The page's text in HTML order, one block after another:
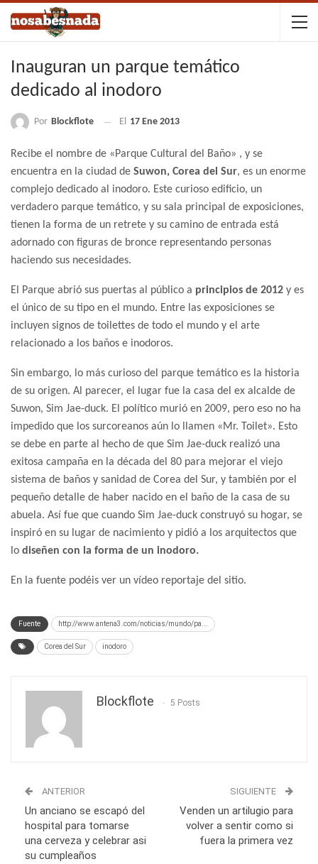
Inauguran un parque temático
dedicado al inodoro
Por Blockflote El 17 Ene 2013
Recibe el nombre de «Parque Cultural del Baño» , y se
encuentra en la ciudad de Suwon, Corea del Sur, es un enorme
complejo dedicado al inodoro. Este curioso edificio, un
verdadero parque temático, y su sala principal de exposiciones,
tienen la forma de un retrete y su camino de entrada está
adornado con figuras de bronce representando personas
haciendo sus necesidades.
El Parque abrió sus puertas al público a principios de 2012 y es
el único de su tipo en el mundo. Entre las exposiciones se
incluyen signos de toilettes de todo el mundo y el arte
relacionado a los baños e inodoros.
Sin embargo, lo más curioso del parque temático es la historia
de su origen. Al parecer, el lugar fue la casa del ex alcalde de
Suwon, Sim Jae-duck. El político murió en 2009, pero eso no ha
impedido que los surcoreanos aún lo llamen «Mr. Toilet». Esto
se debe en parte al hecho de que Sim Jae-duck realizó una
exitosa campaña en la década del 80 para mejorar el viejo
sistema de baños y sanidad de Corea del Sur, y también por el
pequeño detalle de haber nacido en el baño de la casa de su
abuela. Así fue que cuando Sim Jae-duck construyó su hogar, se
inspiró en su lugar de nacimiento y pidió a los arquitectos que
lo diseñen con la forma de un inodoro.
En la fuente podéis ver un vídeo reportaje del sitio.
Fuente http://www.antena3.com/noticias/mundo/pa...
Corea del Sur inodoro
Blockflote 5 Posts
ANTERIOR
Un anciano se escapó del
hospital para tomarse
una cerveza y celebrar asi
su cumpleaños
SIGUIENTE
Venden un artilugio para
volver a sentir como si
fuera la primera vez